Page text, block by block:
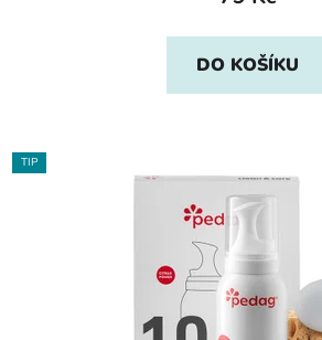
DO KOŠÍKU
TIP